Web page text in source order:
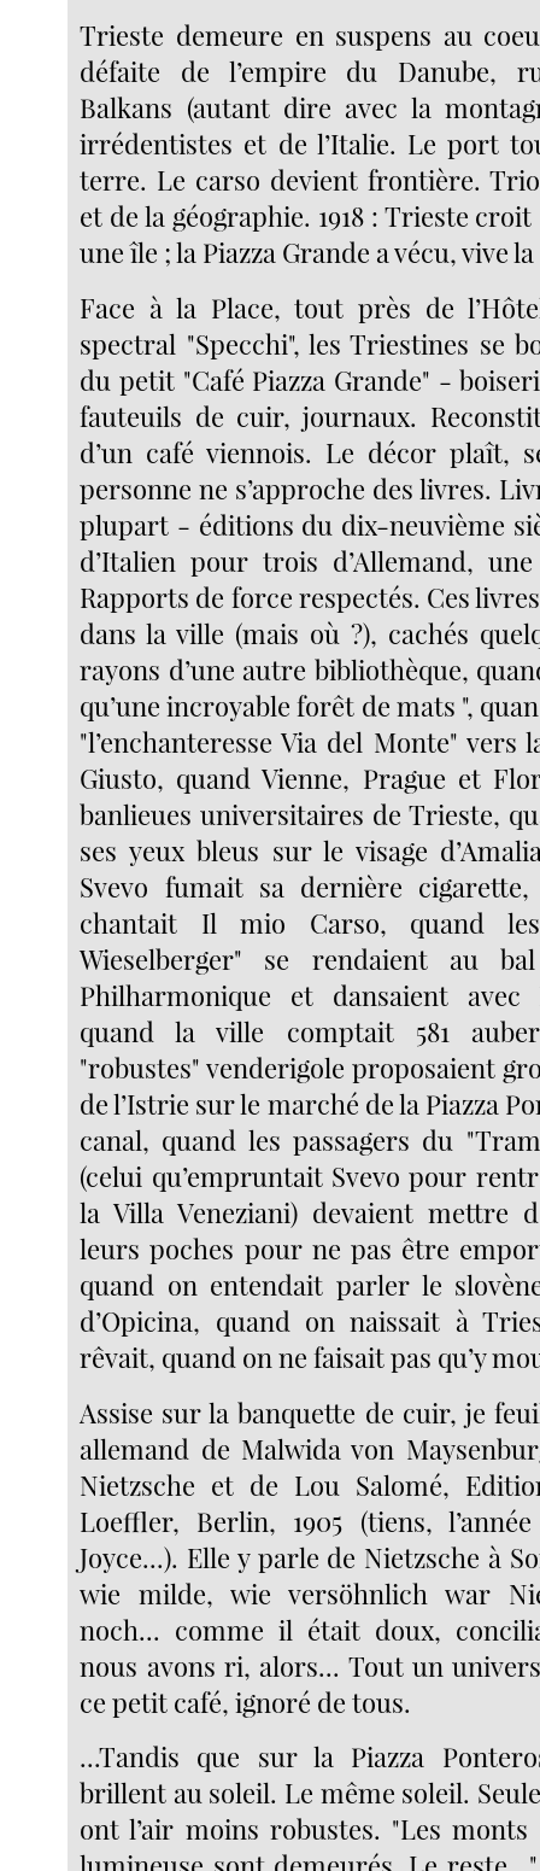
Trieste demeure en suspens au
défaite de l’empire du Danube,
Balkans (autant dire avec la
irrédentistes et de l’Italie. Le port
terre. Le carso devient frontière.
et de la géographie. 1918 : Trieste croit
une île ; la Piazza Grande a vécu, vive
Face à la Place, tout près de
spectral "Specchi", les Triestines se
du petit "Café Piazza Grande" -
fauteuils de cuir, journaux.
d’un café viennois. Le décor plaît,
personne ne s’approche des livres.
plupart - éditions du dix-neuvième
d’Italien pour trois d’Allemand,
Rapports de force respectés. Ces
dans la ville (mais où ?), cachés
rayons d’une autre bibliothèque,
qu’une incroyable forêt de mats ",
"l’enchanteresse Via del Monte" vers
Giusto, quand Vienne, Prague et
banlieues universitaires de Trieste,
ses yeux bleus sur le visage
Svevo fumait sa dernière
chantait Il mio Carso, quand
Wieselberger" se rendaient au
Philharmonique et dansaient avec
quand la ville comptait 581
"robustes" venderigole proposaient
de l’Istrie sur le marché de la Piazza
canal, quand les passagers du
(celui qu’empruntait Svevo pour
la Villa Veneziani) devaient mettre
leurs poches pour ne pas être
quand on entendait parler le
d’Opicina, quand on naissait à
rêvait, quand on ne faisait pas qu’y
Assise sur la banquette de cuir, je
allemand de Malwida von
Nietzsche et de Lou Salomé,
Loeffler, Berlin, 1905 (tiens,
Joyce...). Elle y parle de Nietzsche à
wie milde, wie versöhnlich war
noch... comme il était doux,
nous avons ri, alors... Tout un
ce petit café, ignoré de tous.
...Tandis que sur la Piazza
brillent au soleil. Le même soleil.
ont l’air moins robustes. "Les